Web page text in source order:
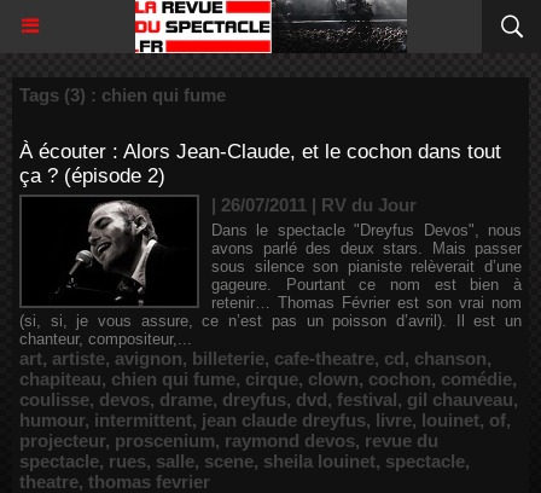
Tags (3) : chien qui fume
À écouter : Alors Jean-Claude, et le cochon dans tout
ça ? (épisode 2)
| 26/07/2011 | RV du Jour
Dans le spectacle "Dreyfus Devos", nous
avons parlé des deux stars. Mais passer
sous silence son pianiste relèverait d’une
gageure. Pourtant ce nom est bien à
retenir… Thomas Février est son vrai nom
(si, si, je vous assure, ce n’est pas un poisson d’avril). Il est un
chanteur, compositeur,...
art, artiste, avignon, billeterie, cafe-theatre, cd, chanson,
chapiteau, chien qui fume, cirque, clown, cochon, comédie,
coulisse, devos, drame, dreyfus, dvd, festival, gil chauveau,
humour, intermittent, jean claude dreyfus, livre, louinet, of,
projecteur, proscenium, raymond devos, revue du
spectacle, rues, salle, scene, sheila louinet, spectacle,
theatre, thomas fevrier